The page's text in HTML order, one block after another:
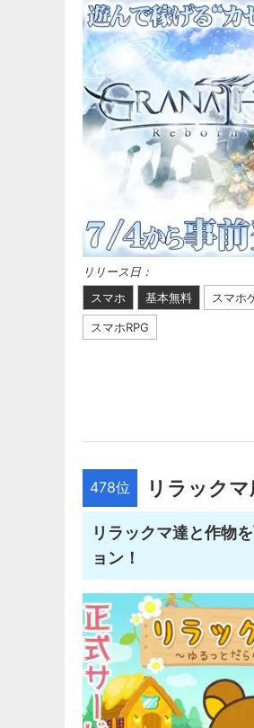
リリース日：
スマホ
基本無料 スマホ
スマホRPG
478位 リラック
リラックマ達と作物
ョン！